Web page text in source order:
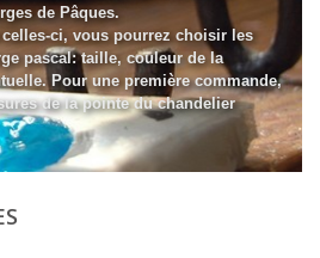
de Pâques.
ci, vous pourrez choisir les
pascal: taille, couleur de la
Pour une première commande,
de la pointe du chandelier